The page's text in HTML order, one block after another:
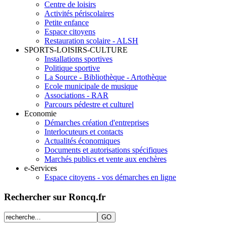
Centre de loisirs
Activités périscolaires
Petite enfance
Espace citoyens
Restauration scolaire - ALSH
SPORTS-LOISIRS-CULTURE
Installations sportives
Politique sportive
La Source - Bibliothèque - Artothèque
Ecole municipale de musique
Associations - RAR
Parcours pédestre et culturel
Economie
Démarches création d'entreprises
Interlocuteurs et contacts
Actualités économiques
Documents et autorisations spécifiques
Marchés publics et vente aux enchères
e-Services
Espace citoyens - vos démarches en ligne
Rechercher sur Roncq.fr